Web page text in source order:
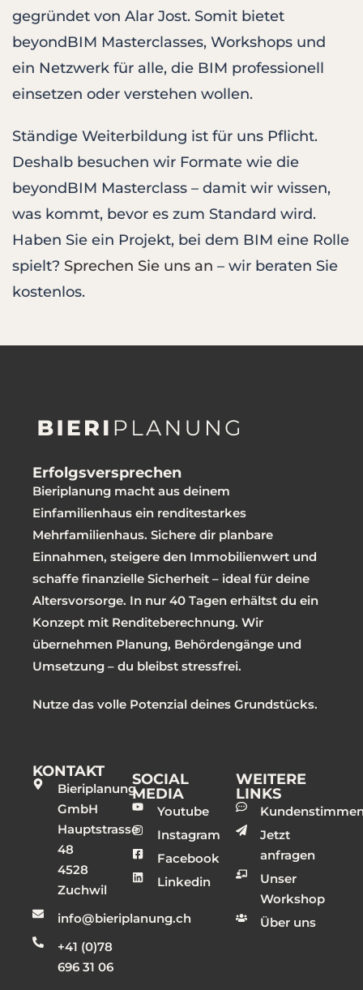
gegründet von Alar Jost. Somit bietet
beyondBIM Masterclasses, Workshops und
ein Netzwerk für alle, die BIM professionell
einsetzen oder verstehen wollen.
Ständige Weiterbildung ist für uns Pflicht.
Deshalb besuchen wir Formate wie die
beyondBIM Masterclass – damit wir wissen,
was kommt, bevor es zum Standard wird.
Haben Sie ein Projekt, bei dem BIM eine Rolle
spielt? Sprechen Sie uns an – wir beraten Sie
kostenlos.
Erfolgsversprechen
Bieriplanung macht aus deinem
Einfamilienhaus ein renditestarkes
Mehrfamilienhaus. Sichere dir planbare
Einnahmen, steigere den Immobilienwert und
schaffe finanzielle Sicherheit – ideal für deine
Altersvorsorge. In nur 40 Tagen erhältst du ein
Konzept mit Renditeberechnung. Wir
übernehmen Planung, Behördengänge und
Umsetzung – du bleibst stressfrei.
Nutze das volle Potenzial deines Grundstücks.
KONTAKT
Bieriplanung
GmbH
Hauptstrasse
48
4528
Zuchwil
info@bieriplanung.ch
+41 (0)78
696 31 06
SOCIAL
MEDIA
Youtube
Instagram
Facebook
Linkedin
WEITERE
LINKS
Jetzt
anfragen
Unser
Workshop
Über uns